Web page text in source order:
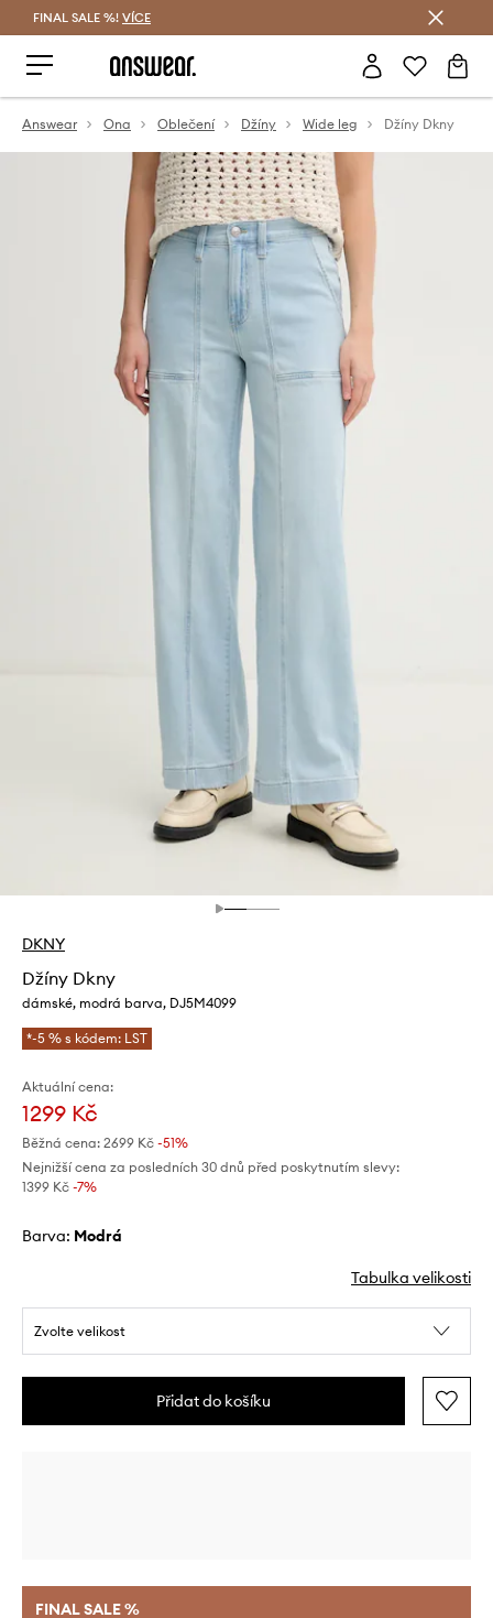
FINAL SALE %! VÍCE
Answear Ona Oblečení Džíny Wide leg Džíny Dkny
DKNY
Džíny Dkny
dámské, modrá barva, DJ5M4099
*-5 % s kódem: LST
Aktuální cena:
1299 Kč
Běžná cena: 2699 Kč -51%
Nejnižší cena za posledních 30 dnů před poskytnutím slevy:
1399 Kč -7%
Barva: modrá
Tabulka velikosti
Zvolte velikost
Přidat do košíku
FINAL SALE %